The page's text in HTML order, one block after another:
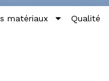
matériaux Qualité